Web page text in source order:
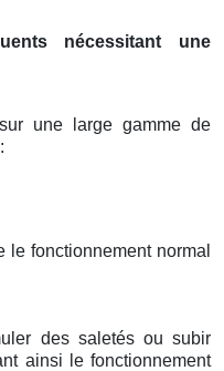
nécessitant une
une large gamme de
fonctionnement normal
des saletés ou subir
ainsi le fonctionnement